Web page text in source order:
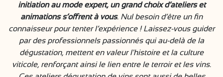
initiation au mode expert, un grand choix d’ateliers et
animations s’offrent à vous. Nul besoin d’être un fin
connaisseur pour tenter l’expérience ! Laissez-vous guider
par des professionnels passionnés qui au-delà de la
dégustation, mettent en valeur l'histoire et la culture
viticole, renforçant ainsi le lien entre le terroir et les vins.